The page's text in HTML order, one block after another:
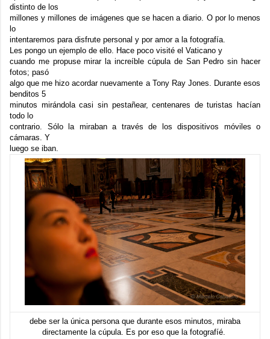
distinto de los
millones y millones de imágenes que se hacen a diario. O por lo menos
lo
intentaremos para disfrute personal y por amor a la fotografía.
Les pongo un ejemplo de ello. Hace poco visité el Vaticano y
cuando me propuse mirar la increíble cúpula de San Pedro sin hacer
fotos; pasó
algo que me hizo acordar nuevamente a Tony Ray Jones. Durante esos
benditos 5
minutos mirándola casi sin pestañear, centenares de turistas hacían
todo lo
contrario. Sólo la miraban a través de los dispositivos móviles o
cámaras. Y
luego se iban.
debe ser la única persona que durante esos minutos, miraba
directamente la cúpula. Es por eso que la fotografíé.